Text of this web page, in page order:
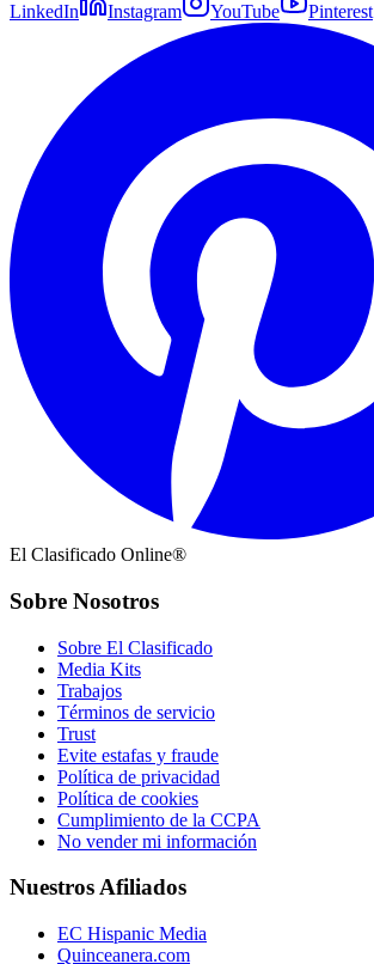
LinkedIn Instagram YouTube Pinterest
El Clasificado Online®
Sobre Nosotros
Sobre El Clasificado
Media Kits
Trabajos
Términos de servicio
Trust
Evite estafas y fraude
Política de privacidad
Política de cookies
Cumplimiento de la CCPA
No vender mi información
Nuestros Afiliados
EC Hispanic Media
Quinceanera.com